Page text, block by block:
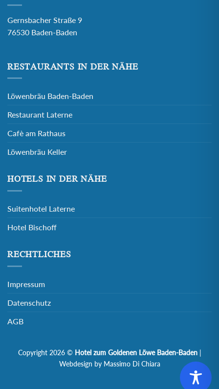
Gernsbacher Straße 9
76530 Baden-Baden
RESTAURANTS IN DER NÄHE
Löwenbräu Baden-Baden
Restaurant Laterne
Cafè am Rathaus
Löwenbräu Keller
HOTELS IN DER NÄHE
Suitenhotel Laterne
Hotel Bischoff
RECHTLICHES
Impressum
Datenschutz
AGB
Copyright 2026 © Hotel zum Goldenen Löwe Baden-Baden|
Webdesign by Massimo Di Chiara